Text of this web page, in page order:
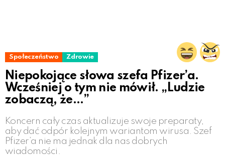
Społeczeństwo Zdrowie
Niepokojące słowa szefa Pfizer’a.
Wcześniej o tym nie mówił. „Ludzie
zobaczą, że…”
Koncern cały czas aktualizuje swoje preparaty,
aby dać odpór kolejnym wariantom wirusa. Szef
Pfizer’a nie ma jednak dla nas dobrych
wiadomości.